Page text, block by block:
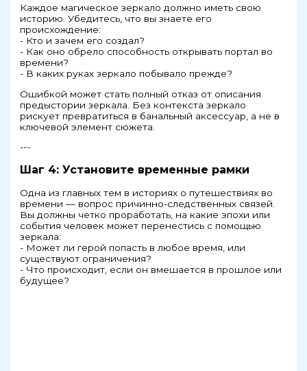
Каждое магическое зеркало должно иметь свою
историю. Убедитесь, что вы знаете его
происхождение:
- Кто и зачем его создал?
- Как оно обрело способность открывать портал во
времени?
- В каких руках зеркало побывало прежде?
Ошибкой может стать полный отказ от описания
предыстории зеркала. Без контекста зеркало
рискует превратиться в банальный аксессуар, а не в
ключевой элемент сюжета.
---
Шаг 4: Установите временные рамки
Одна из главных тем в историях о путешествиях во
времени — вопрос причинно-следственных связей.
Вы должны четко проработать, на какие эпохи или
события человек может перенестись с помощью
зеркала:
- Может ли герой попасть в любое время, или
существуют ограничения?
- Что происходит, если он вмешается в прошлое или
будущее?